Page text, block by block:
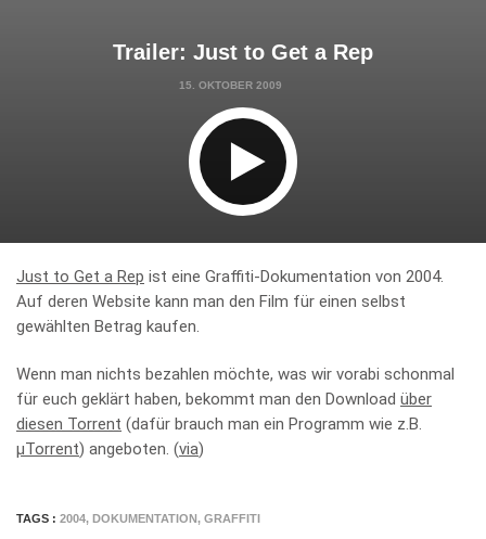
Trailer: Just to Get a Rep
15. OKTOBER 2009
Just to Get a Rep ist eine Graffiti-Dokumentation von 2004.
Auf deren Website kann man den Film für einen selbst
gewählten Betrag kaufen.
Wenn man nichts bezahlen möchte, was wir vorabi schonmal
für euch geklärt haben, bekommt man den Download über
diesen Torrent (dafür brauch man ein Programm wie z.B.
µTorrent) angeboten. (via)
TAGS : 2004, DOKUMENTATION, GRAFFITI